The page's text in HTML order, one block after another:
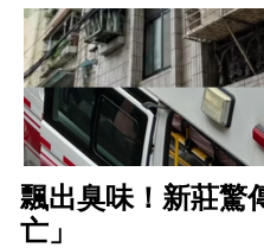
飄出臭味！新莊驚
亡」